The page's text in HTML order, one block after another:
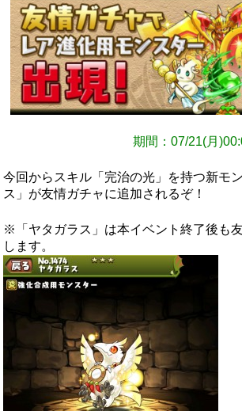
期間：07/21(月
今回からスキル「完治の光」を持つ新モ
ス」が友情ガチャに追加されるぞ！
※「ヤタガラス」は本イベント終了後も
します。